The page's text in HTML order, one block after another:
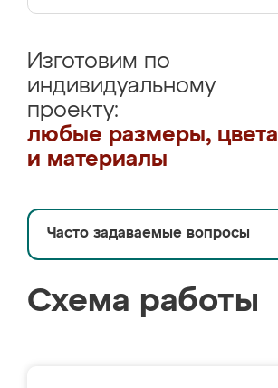
Изготовим по
индивидуальному
проекту:
любые размеры, цвета
и материалы
Часто задаваемые вопросы
Схема работы